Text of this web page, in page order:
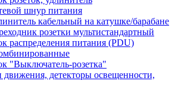
шнур питания
кабельный на катушке/барабане
розетки мультистандартный
распределения питания (PDU)
"Выключатель-розетка"
движения, детекторы освещенности,